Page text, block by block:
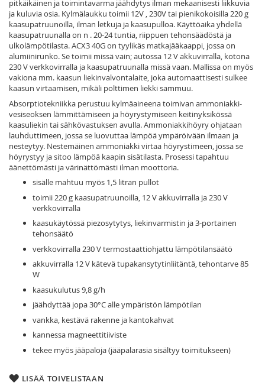
pitkäikäinen ja toimintavarma jäähdytys ilman mekaanisesti liikkuvia
ja kuluvia osia. Kylmälaukku toimii 12V , 230V tai pienikokoisilla 220 g
kaasupatruunoilla, ilman letkuja ja kaasupulloa. Käyttöaika yhdellä
kaasupatruunalla on n . 20-24 tuntia, riippuen tehonsäädöstä ja
ulkolämpötilasta. ACX3 40G on tyylikäs matkajääkaappi, jossa on
alumiinirunko. Se toimii missä vain; autossa 12 V akkuvirralla, kotona
230 V verkkovirralla ja kaasupatruunalla missä vaan. Mallissa on myös
vakiona mm. kaasun liekinvalvontalaite, joka automaattisesti sulkee
kaasun virtaamisen, mikäli polttimen liekki sammuu.
Absorptiotekniikka perustuu kylmäaineena toimivan ammoniakki-
vesiseoksen lämmittämiseen ja höyrystymiseen keitinyksikössä
kaasuliekin tai sähkövastuksen avulla. Ammoniakkihöyry ohjataan
lauhduttimeen, jossa se luovuttaa lämpöä ympäröivään ilmaan ja
nesteytyy. Nestemäinen ammoniakki virtaa höyrystimeen, jossa se
höyrystyy ja sitoo lämpöä kaapin sisätilasta. Prosessi tapahtuu
äänettömästi ja värinättömästi ilman moottoria.
sisälle mahtuu myös 1,5 litran pullot
toimii 220 g kaasupatruunoilla, 12 V akkuvirralla ja 230 V
verkkovirralla
kaasukäytössä piezosytytys, liekinvarmistin ja 3-portainen
tehonsäätö
verkkovirralla 230 V termostaattiohjattu lämpötilansäätö
akkuvirralla 12 V kätevä tupakansytytinliitäntä, tehontarve 85
W
kaasukulutus 9,8 g/h
jäähdyttää jopa 30°C alle ympäristön lämpötilan
vankka, kestävä rakenne ja kantokahvat
kannessa magneettitiiviste
tekee myös jääpaloja (jääpalarasia sisältyy toimitukseen)
LISÄÄ TOIVELISTAAN